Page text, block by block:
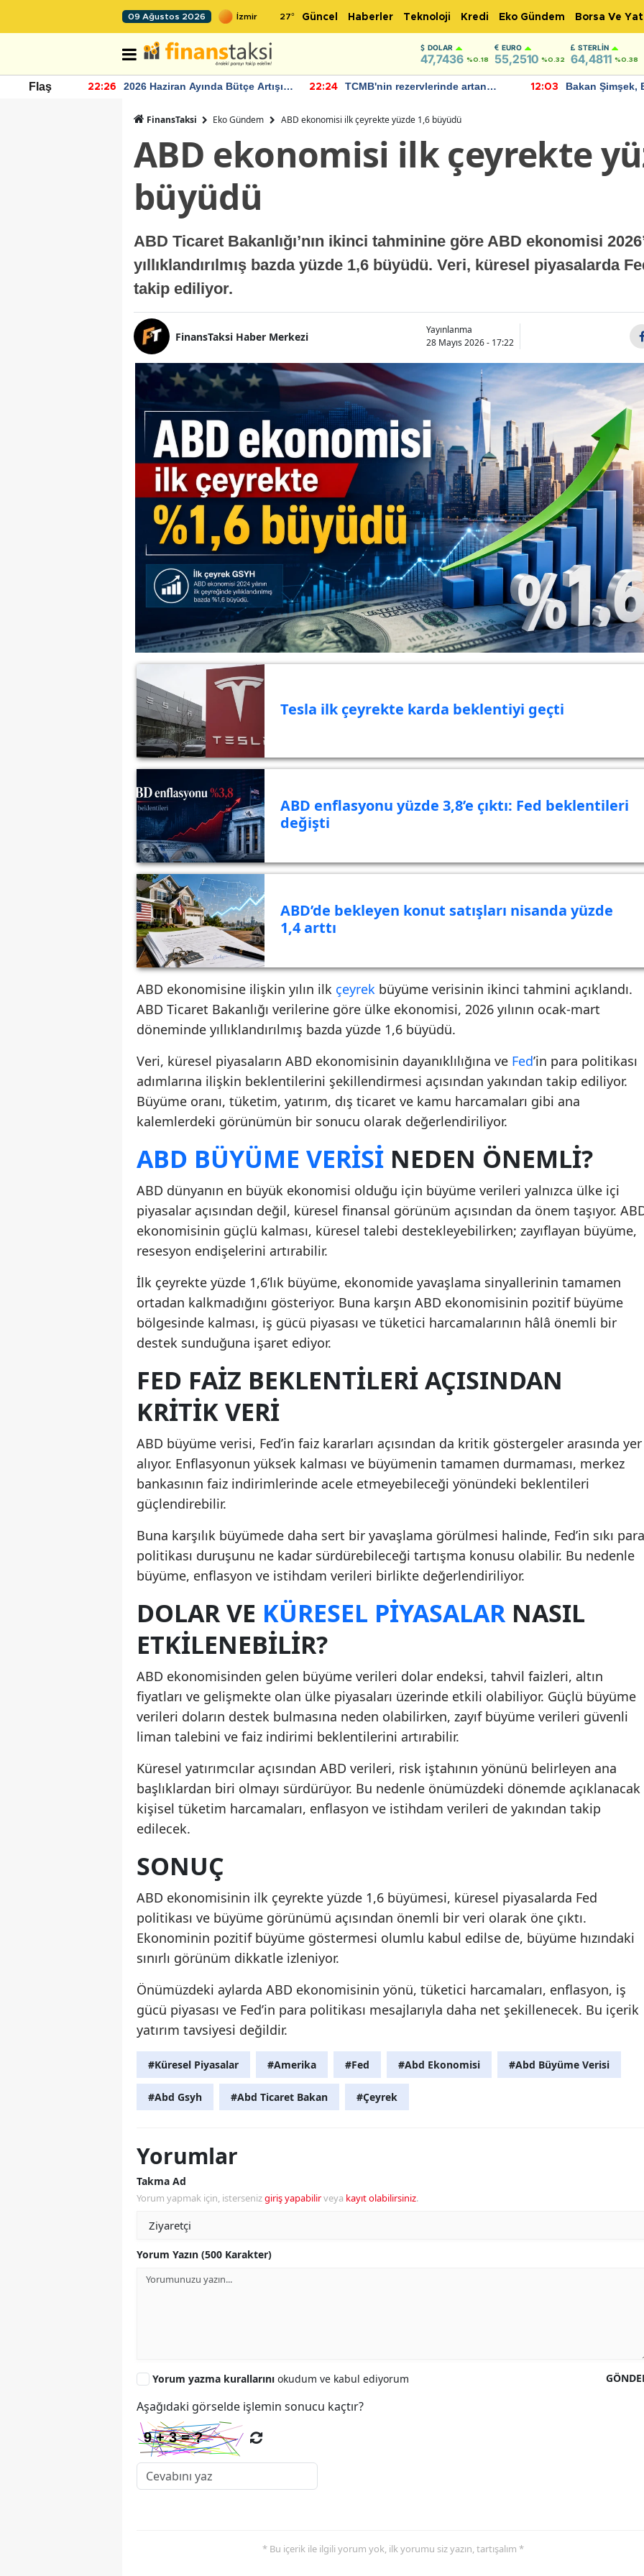
09 Ağustos 2026 27° Güncel Haberler Teknoloji Kredi Eko Gündem Borsa Ve
DOLAR
47,7436 %0.18
EURO
55,2510 %0.32
STERLIN
64,4811 %0.38
Flaş 22:26
2026 Haziran Ayında Bütçe Artışı
22:24
TCMB'nin rezervlerinde artan
12:03
Bakan Şimşek,
FinansTaksi Eko Gündem ABD ekonomisi ilk çeyrekte yüzde 1,6 büyüdü
ABD ekonomisi ilk çeyrekte
büyüdü
ABD Ticaret Bakanlığı’nın ikinci tahminine göre ABD ekonomisi
yıllıklandırılmış bazda yüzde 1,6 büyüdü. Veri, küresel piyasalarda
takip ediliyor.
FinansTaksi Haber Merkezi
Yayınlanma
28 Mayıs 2026 - 17:22
Tesla ilk çeyrekte karda beklentiyi geçti
ABD enflasyonu yüzde 3,8’e çıktı: Fed beklentileri
değişti
ABD’de bekleyen konut satışları nisanda yüzde
1,4 arttı
ABD ekonomisine ilişkin yılın ilk çeyrek büyüme verisinin ikinci tahmini açıklandı.
ABD Ticaret Bakanlığı verilerine göre ülke ekonomisi, 2026 yılının ocak-mart
döneminde yıllıklandırılmış bazda yüzde 1,6 büyüdü.
Veri, küresel piyasaların ABD ekonomisinin dayanıklılığına ve Fed’in para politikası
adımlarına ilişkin beklentilerini şekillendirmesi açısından yakından takip ediliyor.
Büyüme oranı, tüketim, yatırım, dış ticaret ve kamu harcamaları gibi ana
kalemlerdeki görünümün bir sonucu olarak değerlendiriliyor.
ABD BÜYÜME VERISI NEDEN ÖNEMLI?
ABD dünyanın en büyük ekonomisi olduğu için büyüme verileri yalnızca ülke içi
piyasalar açısından değil, küresel finansal görünüm açısından da önem taşıyor.
ekonomisinin güçlü kalması, küresel talebi destekleyebilirken; zayıflayan büyüme,
resesyon endişelerini artırabilir.
İlk çeyrekte yüzde 1,6’lık büyüme, ekonomide yavaşlama sinyallerinin tamamen
ortadan kalkmadığını gösteriyor. Buna karşın ABD ekonomisinin pozitif büyüme
bölgesinde kalması, iş gücü piyasası ve tüketici harcamalarının hâlâ önemli bir
destek sunduğuna işaret ediyor.
FED FAIZ BEKLENTILERI AÇISINDAN
KRITIK VERI
ABD büyüme verisi, Fed’in faiz kararları açısından da kritik göstergeler arasında yer
alıyor. Enflasyonun yüksek kalması ve büyümenin tamamen durmaması, merkez
bankasının faiz indirimlerinde acele etmeyebileceği yönündeki beklentileri
güçlendirebilir.
Buna karşılık büyümede daha sert bir yavaşlama görülmesi halinde, Fed’in sıkı para
politikası duruşunu ne kadar sürdürebileceği tartışma konusu olabilir. Bu nedenle
büyüme, enflasyon ve istihdam verileri birlikte değerlendiriliyor.
DOLAR VE KÜRESEL PIYASALARNASIL
ETKILENEBILIR?
ABD ekonomisinden gelen büyüme verileri dolar endeksi, tahvil faizleri, altın
fiyatları ve gelişmekte olan ülke piyasaları üzerinde etkili olabiliyor. Güçlü büyüme
verileri doların destek bulmasına neden olabilirken, zayıf büyüme verileri güvenli
liman talebini ve faiz indirimi beklentilerini artırabilir.
Küresel yatırımcılar açısından ABD verileri, risk iştahının yönünü belirleyen ana
başlıklardan biri olmayı sürdürüyor. Bu nedenle önümüzdeki dönemde açıklanacak
kişisel tüketim harcamaları, enflasyon ve istihdam verileri de yakından takip
edilecek.
SONUÇ
ABD ekonomisinin ilk çeyrekte yüzde 1,6 büyümesi, küresel piyasalarda Fed
politikası ve büyüme görünümü açısından önemli bir veri olarak öne çıktı.
Ekonominin pozitif büyüme göstermesi olumlu kabul edilse de, büyüme hızındaki
sınırlı görünüm dikkatle izleniyor.
Önümüzdeki aylarda ABD ekonomisinin yönü, tüketici harcamaları, enflasyon, iş
gücü piyasası ve Fed’in para politikası mesajlarıyla daha net şekillenecek. Bu içerik
yatırım tavsiyesi değildir.
#Küresel Piyasalar #Amerika #Fed #Abd Ekonomisi #Abd Büyüme Verisi
#Abd Gsyh #Abd Ticaret Bakan #Çeyrek
Yorumlar
Takma Ad
Yorum yapmak için, istersenizgiriş yapabilirveya kayıt olabilirsiniz.
Yorum Yazın (500 Karakter)
Yorum yazma kurallarını okudum ve kabul ediyorum
Aşağıdaki görselde işlemin sonucu kaçtır?
* Bu içerik ile ilgili yorum yok, ilk yorumu siz yazın, tartışalım *